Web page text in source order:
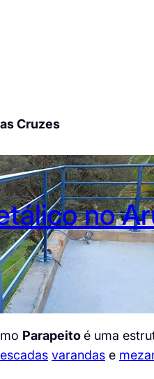
Cruzes
no
Parapeitoé uma
escadas varandase